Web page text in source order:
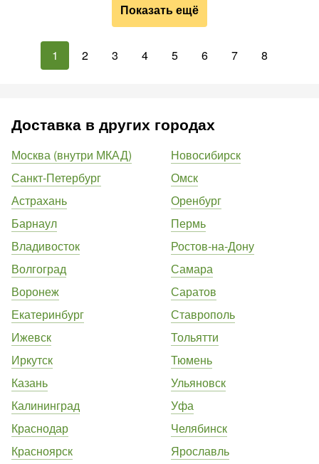
Показать ещё
1 2 3 4 5 6 7 8
Доставка в других городах
Москва (внутри МКАД)
Санкт-Петербург
Астрахань
Барнаул
Владивосток
Волгоград
Воронеж
Екатеринбург
Ижевск
Иркутск
Казань
Калининград
Краснодар
Красноярск
Новосибирск
Омск
Оренбург
Пермь
Ростов-на-Дону
Самара
Саратов
Ставрополь
Тольятти
Тюмень
Ульяновск
Уфа
Челябинск
Ярославль